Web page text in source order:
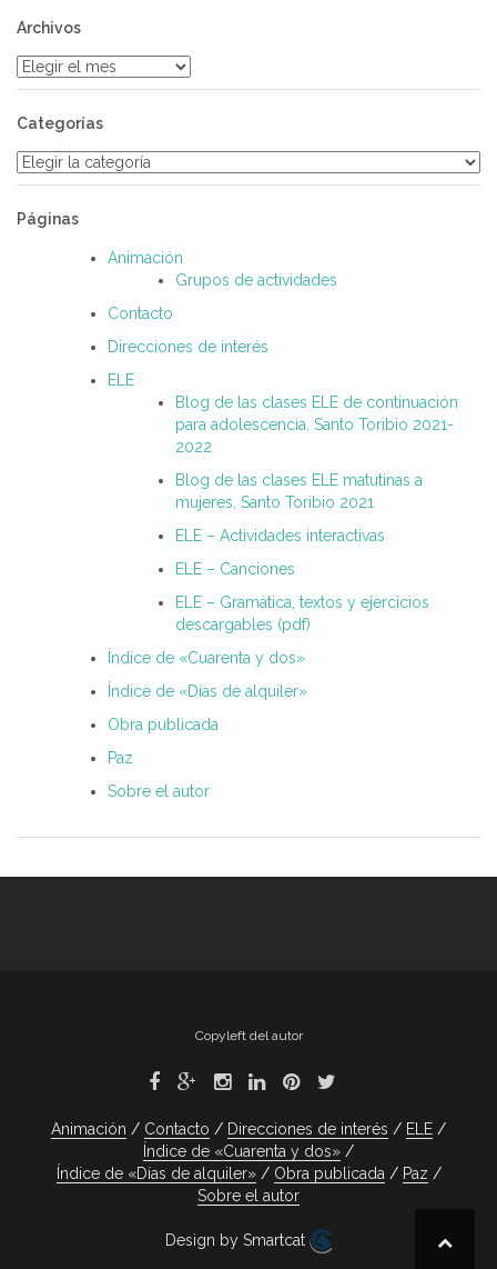
Archivos
Archivos
Categorías
Categorías
Páginas
Animación
Grupos de actividades
Contacto
Direcciones de interés
ELE
Blog de las clases ELE de continuación
para adolescencia. Santo Toribio 2021-
2022
Blog de las clases ELE matutinas a
mujeres, Santo Toribio 2021
ELE – Actividades interactivas
ELE – Canciones
ELE – Gramática, textos y ejercicios
descargables (pdf)
Índice de «Cuarenta y dos»
Índice de «Días de alquiler»
Obra publicada
Paz
Sobre el autor
Copyleft del autor
Animación Contacto Direcciones de interés
ELE
Índice de «Cuarenta y dos»
Índice de «Días de alquiler»
Obra publicada
Paz
Sobre el autor
Design by Smartcat